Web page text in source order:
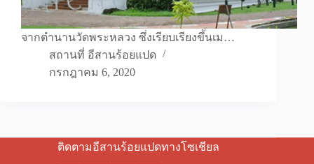
จากตำนานวัดพระหลวง ซึ่งเรียบเรียงขึ้นเม…
สถานที่ อีสานร้อยแปด
กรกฎาคม 6, 2020
ติดตามอีสานร้อยแปดทางโซเชียล